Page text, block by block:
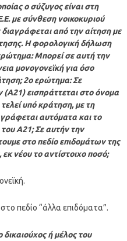
ο σύζυγος είναι στη
με σύνθεση νοικοκυριού
από την αίτηση με
Η φορολογική δήλωση
Μπορεί σε αυτή την
μονογονεϊκή για όσο
2ο ερώτημα: Σε
εισπράττεται στο όνομα
υπό κράτηση, με τη
αυτόματα και το
του Α21; Σε αυτήν την
στο πεδίο επιδομάτων της
νέου το αντίστοιχο ποσό;
πεδίο “άλλα επιδόματα”.
ή μέλος του